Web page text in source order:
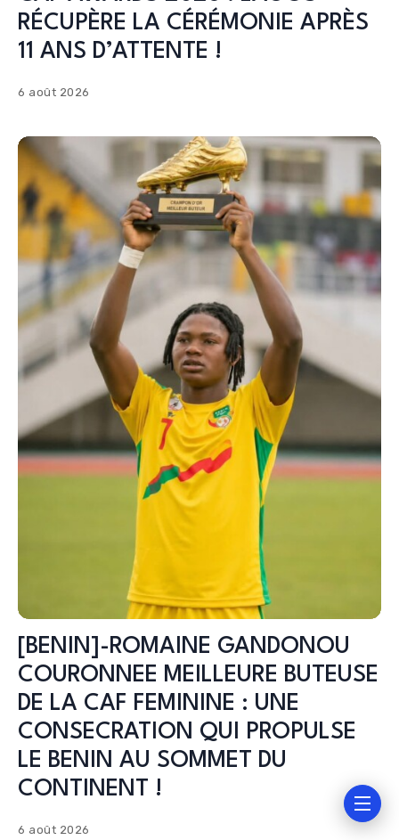
RÉCUPÈRE LA CÉRÉMONIE APRÈS
11 ANS D’ATTENTE !
6 août 2026
[BENIN]-ROMAINE GANDONOU
COURONNEE MEILLEURE BUTEUSE
DE LA CAF FEMININE : UNE
CONSECRATION QUI PROPULSE
LE BENIN AU SOMMET DU
CONTINENT !
6 août 2026